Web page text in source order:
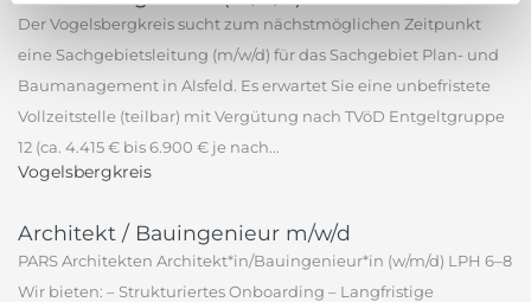
Der Vogelsbergkreis sucht zum nächstmöglichen Zeitpunkt
eine Sachgebietsleitung (m/w/d) für das Sachgebiet Plan- und
Baumanagement in Alsfeld. Es erwartet Sie eine unbefristete
Vollzeitstelle (teilbar) mit Vergütung nach TVöD Entgeltgruppe
12 (ca. 4.415 € bis 6.900 € je nach...
Vogelsbergkreis
Architekt / Bauingenieur m/w/d
PARS Architekten Architekt*in/Bauingenieur*in (w/m/d) LPH 6–8
Wir bieten: – Strukturiertes Onboarding – Langfristige